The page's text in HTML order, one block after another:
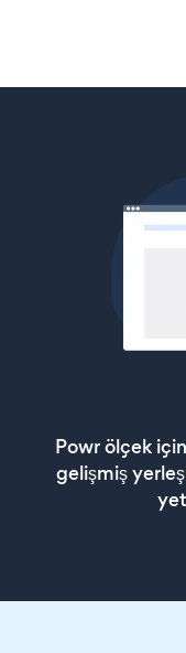
Powr ölçek
gelişmiş